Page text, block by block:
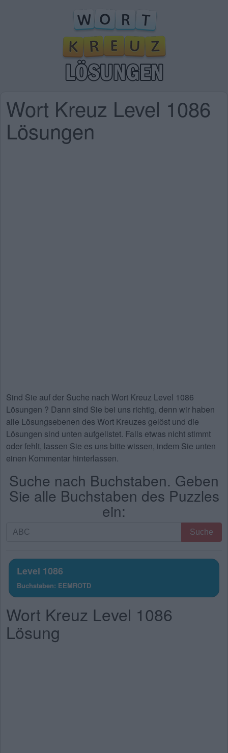
Wort Kreuz Level 1086
Lösungen
Sind Sie auf der Suche nach Wort Kreuz Level 1086
Lösungen ? Dann sind Sie bei uns richtig, denn wir haben
alle Lösungsebenen des Wort Kreuzes gelöst und die
Lösungen sind unten aufgelistet. Falls etwas nicht stimmt
oder fehlt, lassen Sie es uns bitte wissen, indem Sie unten
einen Kommentar hinterlassen.
Suche nach Buchstaben. Geben
Sie alle Buchstaben des Puzzles
ein:
Suche
Geben
Sie
alle
Buchstaben
des
Puzzles
ein:
Suche
Level 1086
Buchstaben: EEMROTD
Wort Kreuz Level 1086
Lösung